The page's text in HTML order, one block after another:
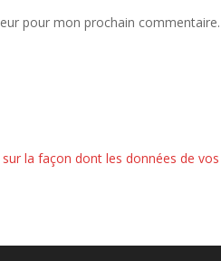
pour mon prochain commentaire.
sur la façon dont les données de